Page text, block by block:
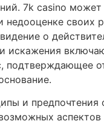
7k casino может
своих
о
искажения
подтверждающее
и предпочтения
аспектов